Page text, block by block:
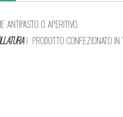
antipasto o aperitivo.
| Prodotto confezionato in